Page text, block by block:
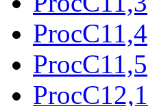
ProcC11,4
ProcC11,5
ProcC12,1